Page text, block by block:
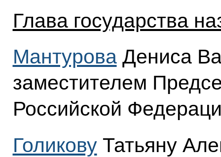
Глава государства
МантуроваДениса
заместителем
Российской
ГоликовуТатьяну